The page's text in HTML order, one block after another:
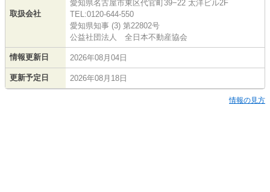
取扱会社
愛知県名古屋市東区代官町39−22 太洋ビル2F
TEL:0120-644-550
愛知県知事 (3) 第22802号
公益社団法人 全日本不動産協会
情報更新日 2026年08月04日
更新予定日 2026年08月18日
情報の見方